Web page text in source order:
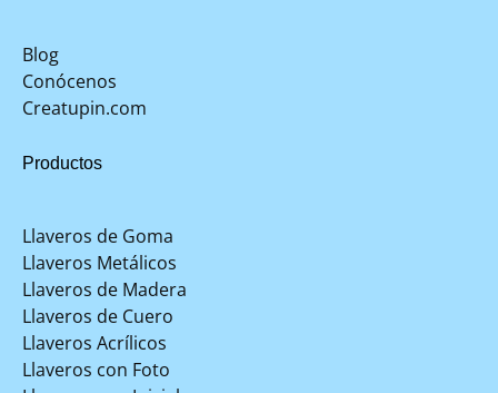
Blog
Conócenos
Creatupin.com
Productos
Llaveros de Goma
Llaveros Metálicos
Llaveros de Madera
Llaveros de Cuero
Llaveros Acrílicos
Llaveros con Foto